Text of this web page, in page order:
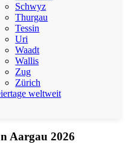
Schwyz
Thurgau
Tessin
Uri
Waadt
Wallis
Zug
Zürich
weltweit
Aargau 2026